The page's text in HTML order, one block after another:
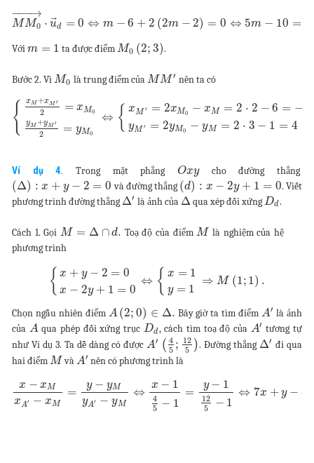
MM0
− →
−−
⋅ u⃗
d = 0 ⇔ m − 6 + 2 (2m − 2) = 0 ⇔ 5m − 10 =
Vớim = 1 ta được điểmM0 (2; 3).
Bước 2. VìM0 là trung điểm củaMM ′ nên ta có
{ xM +xM ′
2 = xM0
yM +yM ′
2 = yM0
⇔ { xM ′ = 2xM0 − xM = 2 ⋅ 2 − 6 = −
yM ′ = 2yM0 − yM = 2 ⋅ 3 − 1 = 4
Ví dụ 4. Trong mặt phẳng Oxycho đường thẳng
(Δ) : x + y − 2 = 0 và đường thẳng (d) : x − 2y + 1 = 0. Viết
phương trình đường thẳng Δ′ là ảnh của Δqua xép đối xứngDd.
Cách 1. GọiM = Δ ∩ d. Toạ độ của điểmM là nghiệm của hệ
phương trình
{ x + y − 2 = 0
x − 2y + 1 = 0
⇔ { x = 1
y = 1
⇒ M (1; 1) .
Chọn ngẫu nhiên điểm A (2; 0) ∈ Δ. Bây giờ ta tìm điểm A′ là ảnh
của Aqua phép đối xứng trục Dd, cách tìm toạ độ của A′ tương tự
như Ví dụ 3. Ta dễ dàng có đượcA′ ( 4
5 ; 12
5 ). Đường thẳng Δ′ đi qua
hai điểmM vàA′ nên có phương trình là
x − xM
xA′ − xM
=
y − yM
yA′ − yM
⇔
x − 1
4
5 − 1
=
y − 1
12
5
− 1
⇔ 7x + y − 8